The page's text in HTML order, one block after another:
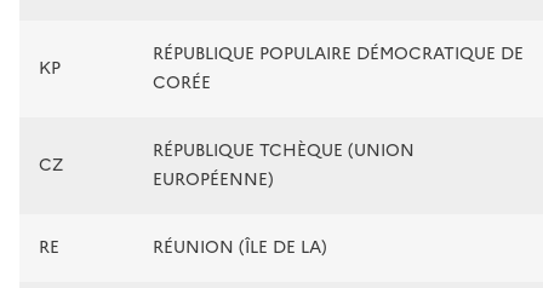
KP
RÉPUBLIQUE POPULAIRE DÉMOCRATIQUE DE
CORÉE
CZ
RÉPUBLIQUE TCHÈQUE (UNION
EUROPÉENNE)
RE RÉUNION (ÎLE DE LA)